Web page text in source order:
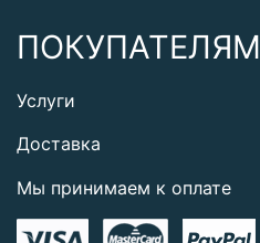
ПОКУПАТЕЛЯМ
Услуги
Доставка
Мы принимаем к оплате